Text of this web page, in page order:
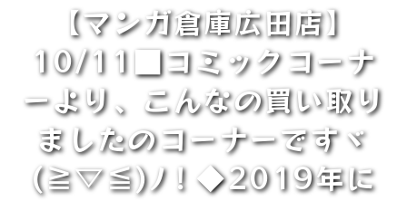
【マンガ倉庫広田店】
10/11■コミックコーナ
ーより、こんなの買い取り
ましたのコーナーですヾ
(≧▽≦)ﾉ！◆2019年に